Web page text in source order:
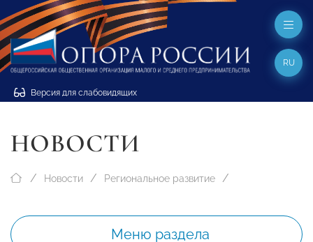
Версия для слабовидящих
RU
НОВОСТИ
Новости Региональное развитие
Меню раздела